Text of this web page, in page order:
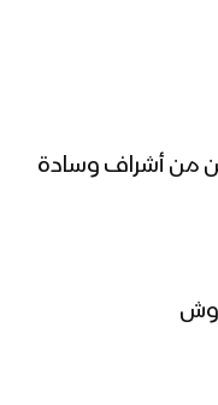
– 1441هـ
– 1441هـ
الليث –
من أشراف وسادة